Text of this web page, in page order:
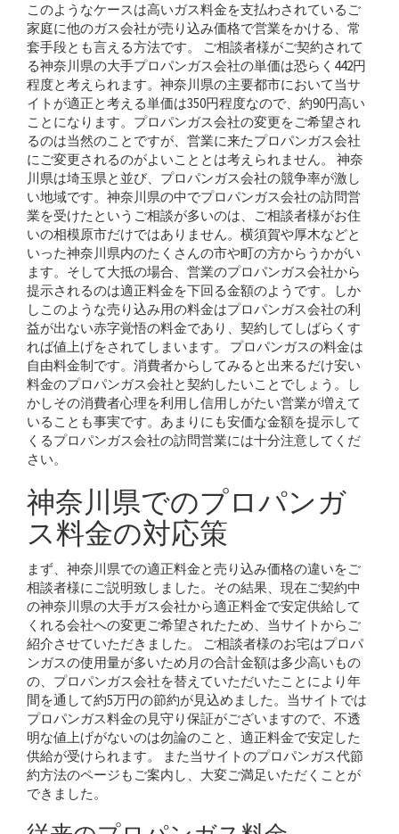
このようなケースは高いガス料金を支払わされているご
家庭に他のガス会社が売り込み価格で営業をかける、常
套手段とも言える方法です。 ご相談者様がご契約されて
る神奈川県の大手プロパンガス会社の単価は恐らく442円
程度と考えられます。神奈川県の主要都市において当サ
イトが適正と考える単価は350円程度なので、約90円高い
ことになります。プロパンガス会社の変更をご希望され
るのは当然のことですが、営業に来たプロパンガス会社
にご変更されるのがよいこととは考えられません。 神奈
川県は埼玉県と並び、プロパンガス会社の競争率が激し
い地域です。神奈川県の中でプロパンガス会社の訪問営
業を受けたというご相談が多いのは、ご相談者様がお住
いの相模原市だけではありません。横須賀や厚木などと
いった神奈川県内のたくさんの市や町の方からうかがい
ます。そして大抵の場合、営業のプロパンガス会社から
提示されるのは適正料金を下回る金額のようです。しか
しこのような売り込み用の料金はプロパンガス会社の利
益が出ない赤字覚悟の料金であり、契約してしばらくす
れば値上げをされてしまいます。 プロパンガスの料金は
自由料金制です。消費者からしてみると出来るだけ安い
料金のプロパンガス会社と契約したいことでしょう。し
かしその消費者心理を利用し信用しがたい営業が増えて
いることも事実です。あまりにも安価な金額を提示して
くるプロパンガス会社の訪問営業には十分注意してくだ
さい。
神奈川県でのプロパンガ
ス料金の対応策
まず、神奈川県での適正料金と売り込み価格の違いをご
相談者様にご説明致しました。その結果、現在ご契約中
の神奈川県の大手ガス会社から適正料金で安定供給して
くれる会社への変更ご希望されたため、当サイトからご
紹介させていただきました。 ご相談者様のお宅はプロパ
ンガスの使用量が多いため月の合計金額は多少高いもの
の、プロパンガス会社を替えていただいたことにより年
間を通して約5万円の節約が見込めました。当サイトでは
プロパンガス料金の見守り保証がございますので、不透
明な値上げがないのは勿論のこと、適正料金で安定した
供給が受けられます。 また当サイトのプロパンガス代節
約方法のページもご案内し、大変ご満足いただくことが
できました。